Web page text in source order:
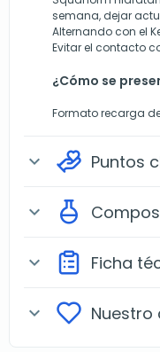
semana, dejar
Alternando con el
Evitar el contacto
¿Cómo se
Formato recarga
expand_more Puntos
expand_more
expand_more Ficha
expand_more